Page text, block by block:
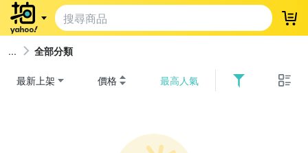
登
全部分類
最新上架 價格 最高人氣